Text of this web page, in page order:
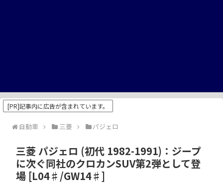
[PR]記事内に広告が含まれています。
自動車 三菱 パジェロ
三菱 パジェロ (初代 1982-1991)：ジープ
に次ぐ同社のクロカンSUV第2弾として登
場 [L04♯/GW14♯]